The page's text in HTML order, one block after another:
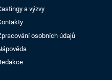
a výzvy
osobních údajů